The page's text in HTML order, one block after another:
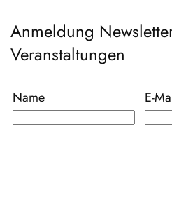
Anmeldung
Veranstaltungen
Name E-